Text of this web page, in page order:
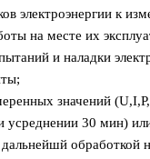
электроэнергии к
на месте их
и наладки
значений
усреднении 30 мин)
обработкой